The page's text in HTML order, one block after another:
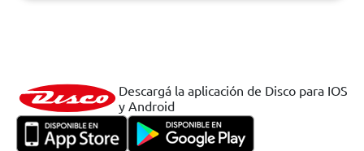
Descargá la aplicación de Disco para IOS
y Android